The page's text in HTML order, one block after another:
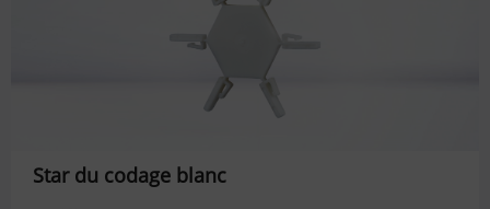
Star du codage blanc